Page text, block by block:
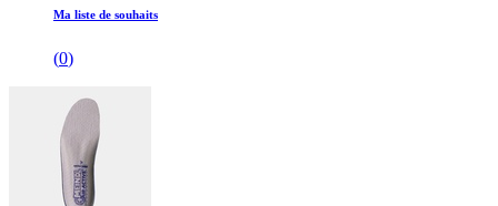
Ma liste de souhaits
(0)